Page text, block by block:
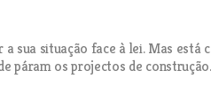
sua situação face à lei. Mas está
páram os projectos de construção.